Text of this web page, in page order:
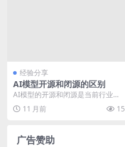
经验分享
AI模型开源和闭源的区别
AI模型的开源和闭源是当前行业内
的一个热门争议话题，吸引了众多
专业人士和爱好者的...
11 月前 15
广告赞助